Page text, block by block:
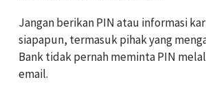
Jangan berikan PIN atau informasi
siapapun, termasuk pihak yang
Bank tidak pernah meminta PIN
email.